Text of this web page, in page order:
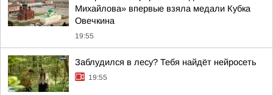
Михайлова» впервые взяла медали Кубка
Овечкина
19:55
Заблудился в лесу? Тебя найдёт нейросеть
19:55